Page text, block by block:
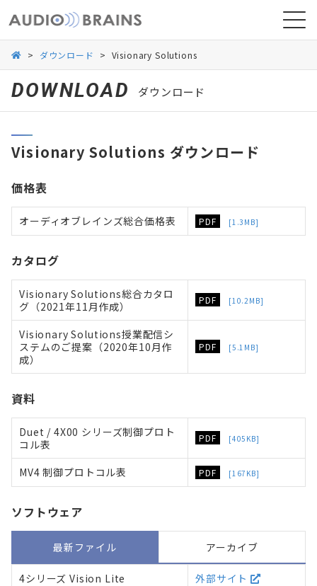
導入事例
> ダウンロード > Visionary Solutions
DOWNLOAD ダウンロード
Visionary Solutions ダウンロード
価格表
オーディオブレインズ総合価格表 PDF [1.3MB]
カタログ
Visionary Solutions総合カタロ
グ（2021年11月作成）
PDF [10.2MB]
Visionary Solutions授業配信シ
ステムのご提案（2020年10月作
成）
PDF [5.1MB]
資料
Duet / 4X00 シリーズ制御プロト
コル表
PDF [405KB]
MV4 制御プロトコル表 PDF [167KB]
ソフトウェア
最新ファイル アーカイブ
4シリーズ Vision Lite
外部サイト